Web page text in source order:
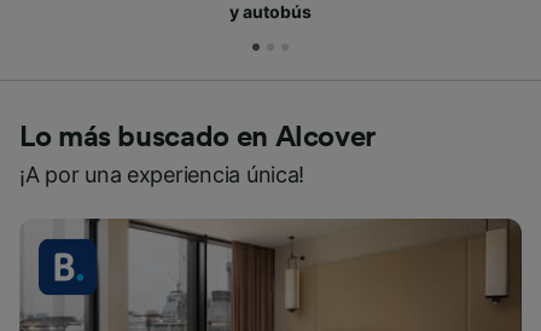
y autobús
Lo más buscado en Alcover
¡A por una experiencia única!